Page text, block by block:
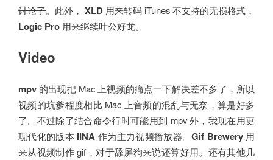
讨论了。此外， XLD用来转码 iTunes 不支持的无损格式，
Logic Pro用来继续叶公好龙。
Video
mpv的出现把 Mac 上视频的痛点一下解决差不多了，所以
视频的坑爹程度相比 Mac 上音频的混乱与无奈，算是好多
了。不过除了结合命令行时可能用到 mpv 外，我现在用更
现代化的版本 IINA 作为主力视频播放器。Gif Brewery用
来从视频制作 gif，对于舔屏狗来说还算好用。还有其他几